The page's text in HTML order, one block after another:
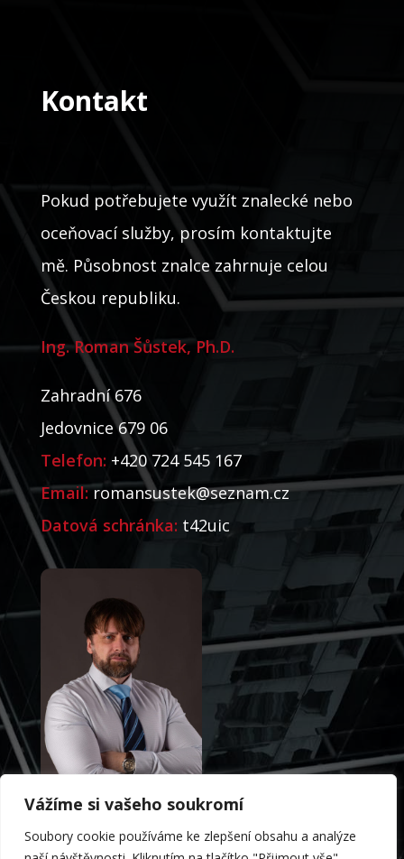
Vážíme si vašeho soukromí
Soubory cookie používáme ke zlepšení obsahu a analýze
Kontakt
Pokud potřebujete využít znalecké nebo
oceňovací služby, prosím kontaktujte
mě. Působnost znalce zahrnuje celou
Českou republiku.
Ing. Roman Šůstek, Ph.D.
Zahradní 676
Jedovnice 679 06
Telefon: +420 724 545 167
Email:romansustek@seznam.cz
Datová schránka: t42uic